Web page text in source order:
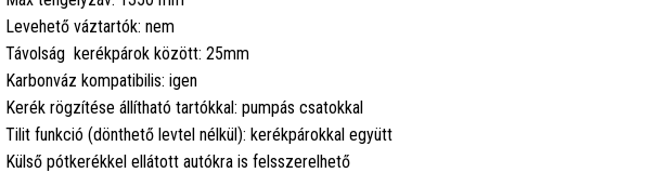
Levehető váztartók: nem
Távolság kerékpárok között: 25mm
Karbonváz kompatibilis: igen
Kerék rögzítése állítható tartókkal: pumpás csatokkal
Tilit funkció (dönthető levtel nélkül): kerékpárokkal együtt
Külső pótkerékkel ellátott autókra is felsszerelhető